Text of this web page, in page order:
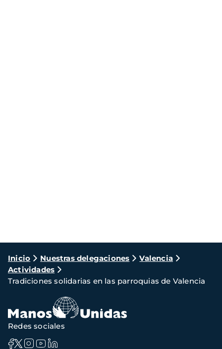
Ruta
de
navegación
Inicio Nuestras delegaciones
Valencia
Actividades
Tradiciones solidarias en las parroquias de Valencia
Redes sociales